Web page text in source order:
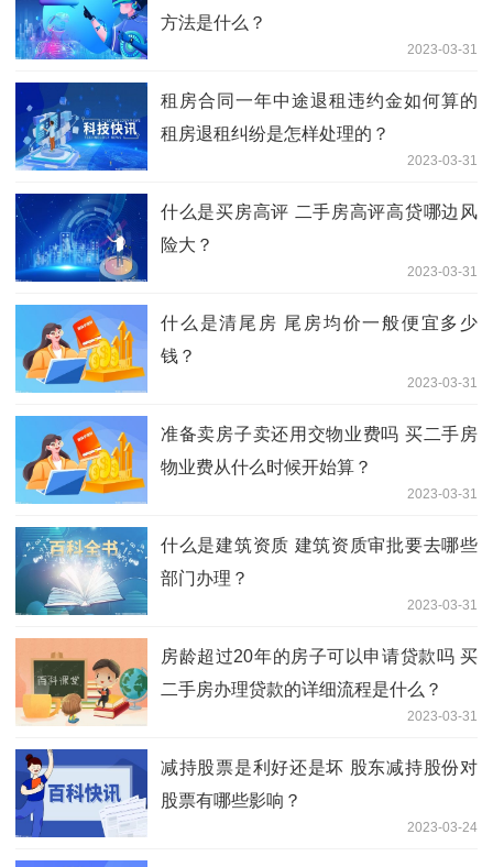
方法是什么？
2023-03-31
租房合同一年中途退租违约金如何算的
租房退租纠纷是怎样处理的？
2023-03-31
什么是买房高评 二手房高评高贷哪边风
险大？
2023-03-31
什么是清尾房 尾房均价一般便宜多少
钱？
2023-03-31
准备卖房子卖还用交物业费吗 买二手房
物业费从什么时候开始算？
2023-03-31
什么是建筑资质 建筑资质审批要去哪些
部门办理？
2023-03-31
房龄超过20年的房子可以申请贷款吗 买
二手房办理贷款的详细流程是什么？
2023-03-31
减持股票是利好还是坏 股东减持股份对
股票有哪些影响？
2023-03-24